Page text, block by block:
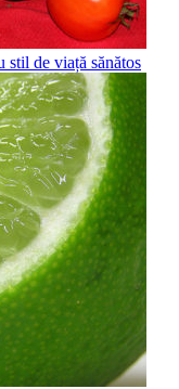
stil de viață sănătos